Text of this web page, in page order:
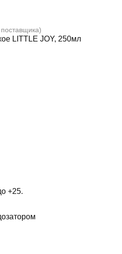
LITTLE JOY, 250мл
+25.